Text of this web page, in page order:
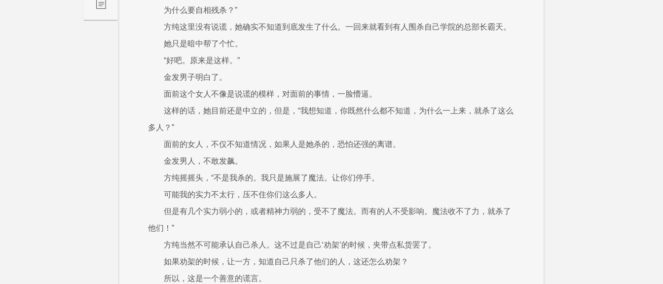
为什么要自相残杀？”
方纯这里没有说谎，她确实不知道到底发生了什么。一回来就看到有人围杀自己学院的总部长霸天。
她只是暗中帮了个忙。
“好吧。原来是这样。”
金发男子明白了。
面前这个女人不像是说谎的模样，对面前的事情，一脸懵逼。
这样的话，她目前还是中立的，但是，“我想知道，你既然什么都不知道，为什么一上来，就杀了这么
多人？”
面前的女人，不仅不知道情况，如果人是她杀的，恐怕还强的离谱。
金发男人，不敢发飙。
方纯摇摇头，“不是我杀的。我只是施展了魔法。让你们停手。
可能我的实力不太行，压不住你们这么多人。
但是有几个实力弱小的，或者精神力弱的，受不了魔法。而有的人不受影响。魔法收不了力，就杀了
他们！”
方纯当然不可能承认自己杀人。这不过是自己‘劝架’的时候，夹带点私货罢了。
如果劝架的时候，让一方，知道自己只杀了他们的人，这还怎么劝架？
所以，这是一个善意的谎言。